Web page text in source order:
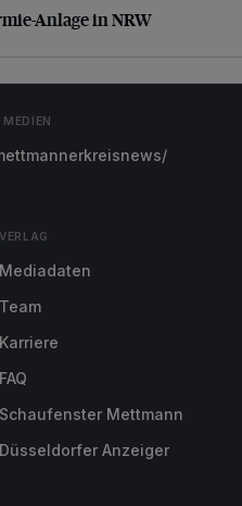
Anlage in NRW
VERLAG
Mediadaten
Team
Karriere
FAQ
Schaufenster Mettmann
Düsseldorfer Anzeiger